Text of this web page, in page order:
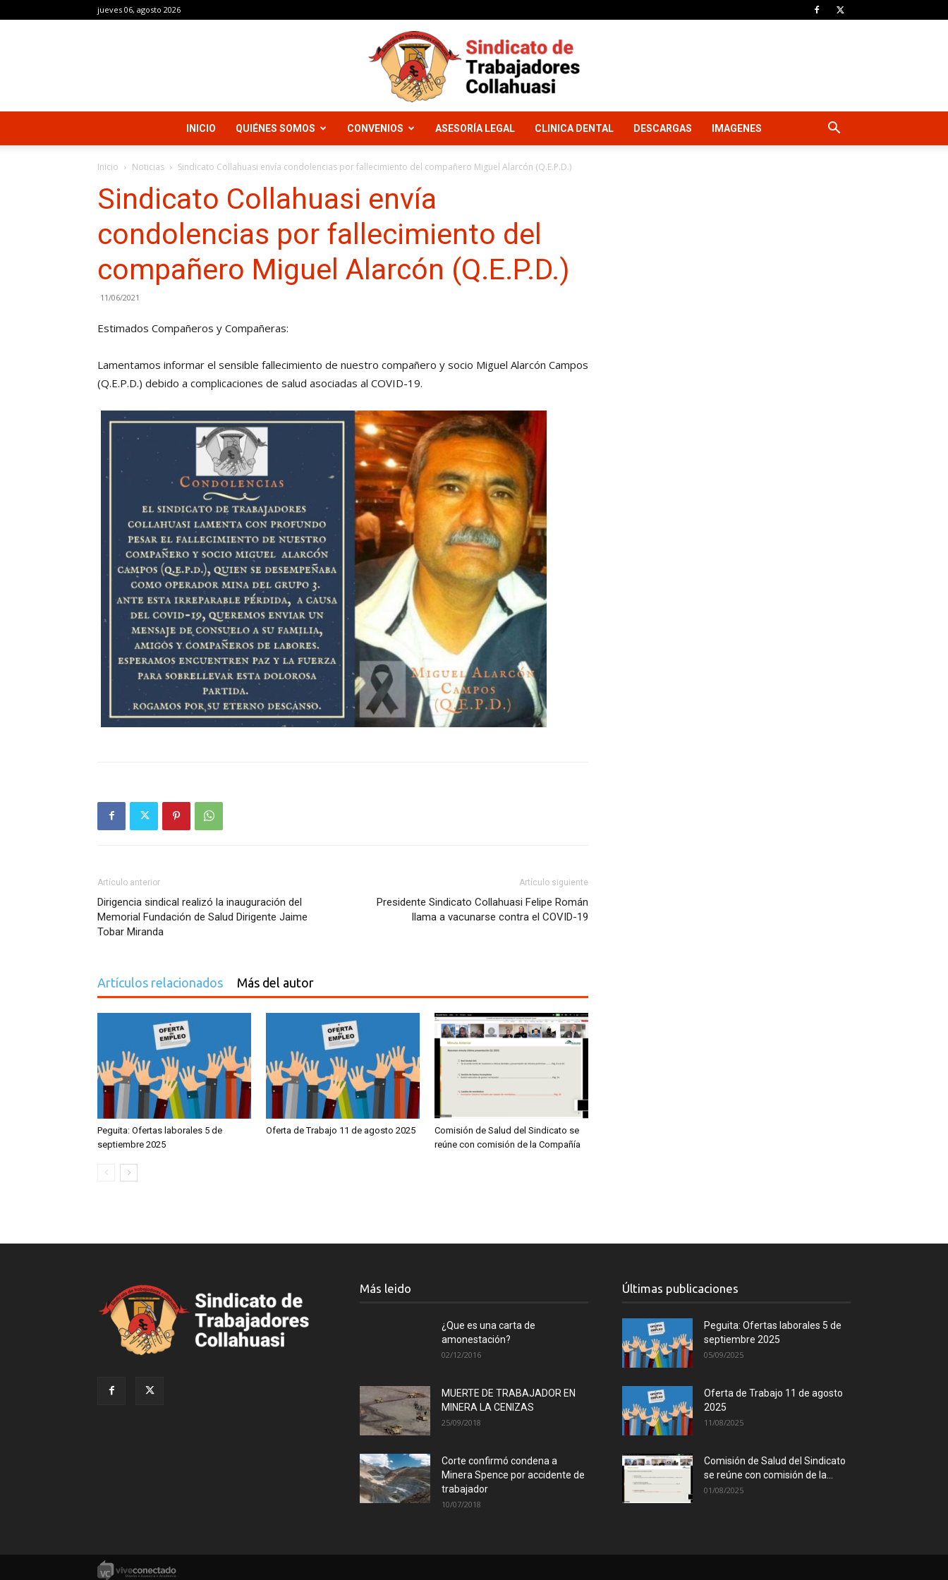
jueves 06, agosto 2026
Sindicato
Trabajadores
INICIO QUIÉNES SOMOS CONVENIOS ASESORÍA LEGAL CLINICA DENTAL DESCARGAS IMAGENES
Inicio Noticias Sindicato Collahuasi envía condolencias por fallecimiento del compañero Miguel Alarcón (Q.E.P.D.)
Sindicato Collahuasi envía
condolencias por fallecimiento del
compañero Miguel Alarcón (Q.E.P.D.)
11/06/2021
Estimados Compañeros y Compañeras:
Lamentamos informar el sensible fallecimiento de nuestro compañero y socio Miguel Alarcón Campos
(Q.E.P.D.) debido a complicaciones de salud asociadas al COVID-19.
Artículo anterior
Dirigencia sindical realizó la inauguración del
Memorial Fundación de Salud Dirigente Jaime
Tobar Miranda
Artículo siguiente
Presidente Sindicato Collahuasi Felipe Román
llama a vacunarse contra el COVID-19
Artículos relacionados Más del autor
Peguita: Ofertas laborales 5 de
septiembre 2025
Oferta de Trabajo 11 de agosto 2025
Comisión de Salud del Sindicato se
reúne con comisión de la Compañía
Más leido
¿Que es una carta de
amonestación?
02/12/2016
MUERTE DE TRABAJADOR EN
MINERA LA CENIZAS
25/09/2018
Corte confirmó condena a
Minera Spence por accidente de
trabajador
10/07/2018
Últimas publicaciones
Peguita: Ofertas laborales 5 de
septiembre 2025
05/09/2025
Oferta de Trabajo 11 de agosto
2025
11/08/2025
Comisión de Salud del Sindicato
se reúne con comisión de la...
01/08/2025